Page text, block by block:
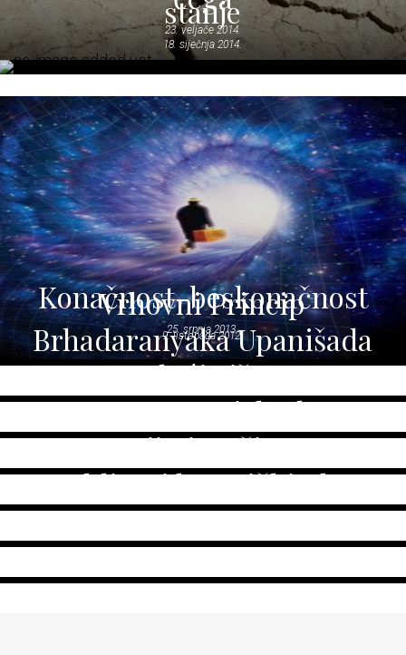
23. veljače 2014.
stanje
18. siječnja 2014.
Konačnost-beskonačnost
25. srpnja 2013.
Vrhovni Princip
9. listopada 2012.
Brhadaranyaka Upanišada
Idući više
Kata Upanishad
Umrijeti za života
Sublimni kozmički ples
Sam samcat